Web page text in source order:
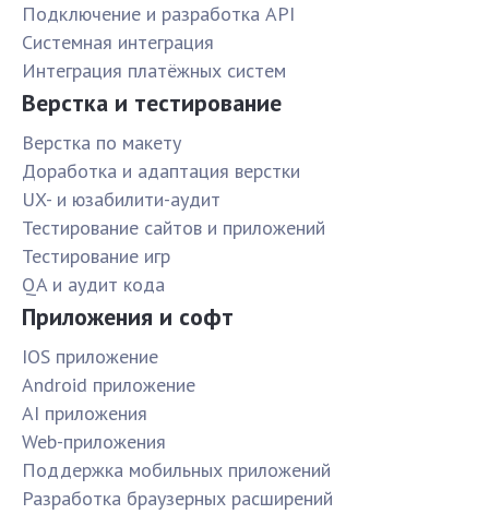
Подключение и разработка API
Системная интеграция
Интеграция платёжных систем
Верстка и тестирование
Верстка по макету
Доработка и адаптация верстки
UX- и юзабилити-аудит
Тестирование сайтов и приложений
Тестирование игр
QA и аудит кода
Приложения и софт
IOS приложение
Android приложение
AI приложения
Web-приложения
Поддержка мобильных приложений
Разработка браузерных расширений